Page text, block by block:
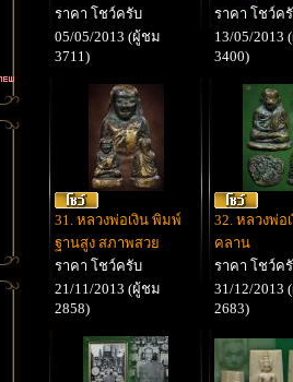
ราคา โชว์ครับ
05/05/2013 (ผู้ชม
3711)
ราคา โชว์ค
13/05/2013
3400)
31. หลวงพ่อเงิน พิมพ์
ฐานสูง สภาพสวย
ราคา โชว์ครับ
21/11/2013 (ผู้ชม
2858)
32. หลวงพ่อ
คลาน
ราคา โชว์ค
31/12/2013
2683)